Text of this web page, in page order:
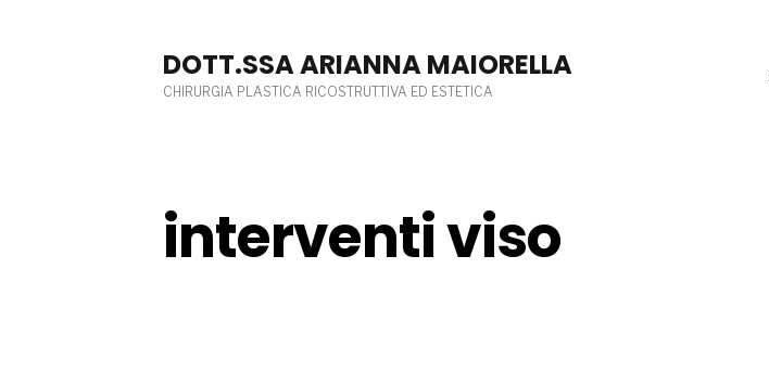
DOTT.SSA ARIANNA MAIORELLA
CHIRURGIA PLASTICA RICOSTRUTTIVA ED ESTETICA
interventi viso